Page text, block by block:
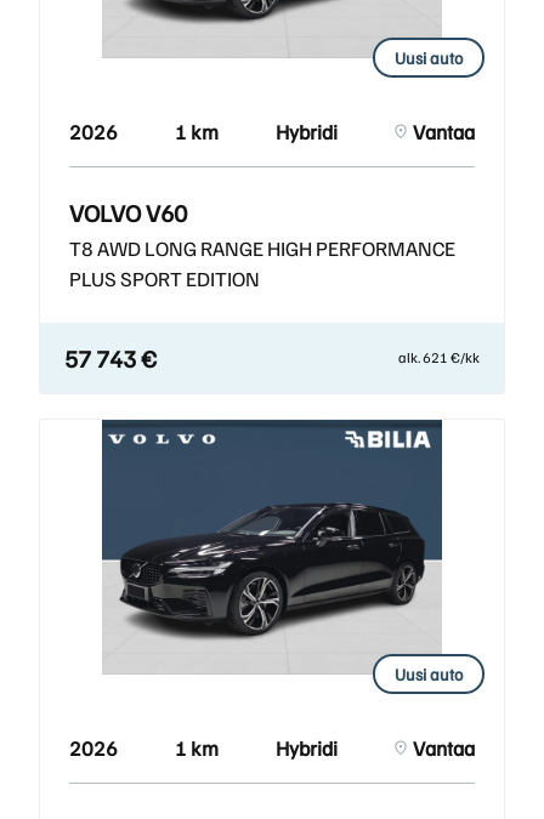
Uusi auto
2026 1 km Hybridi Vantaa
VOLVO V60
T8 AWD LONG RANGE HIGH PERFORMANCE
PLUS SPORT EDITION
57 743 € alk. 621 €/kk
Uusi auto
2026 1 km Hybridi Vantaa